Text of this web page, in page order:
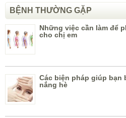
BỆNH THƯỜNG GẶP
Những việc cần làm để
cho chị em
Các biện pháp giúp bạn
nắng hè